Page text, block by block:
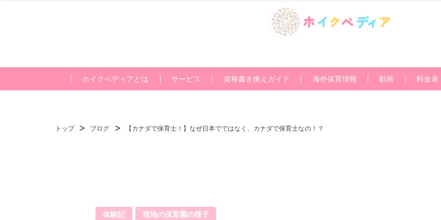
ホイクペディアとは サービス 資格書き換えガイド 海外保育情報 動画 料金表
トップ ブログ 【カナダで保育士！】なぜ日本でではなく、カナダで保育士なの！？
体験記 現地の保育園の様子